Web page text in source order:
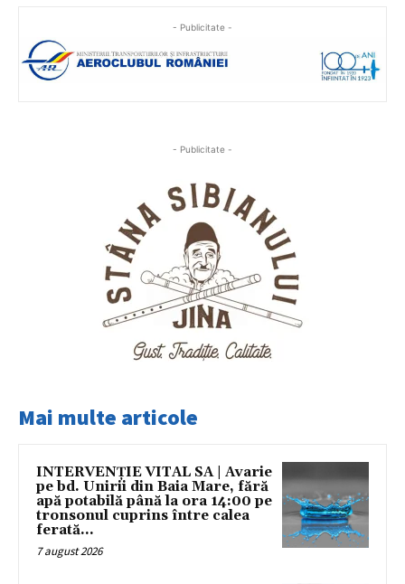
- Publicitate -
- Publicitate -
Mai multe articole
INTERVENȚIE VITAL SA | Avarie
pe bd. Unirii din Baia Mare, fără
apă potabilă până la ora 14:00 pe
tronsonul cuprins între calea
ferată...
7 august 2026